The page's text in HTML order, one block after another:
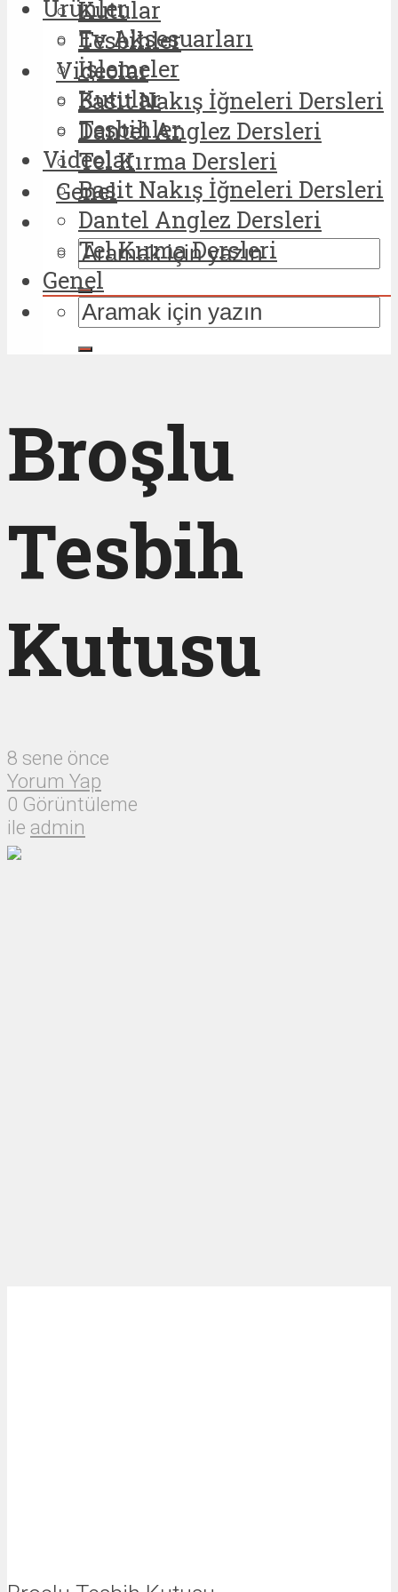
Kutular
Tesbihler
Videolar
Basit Nakış İğneleri Dersleri
Dantel Anglez Dersleri
Tel Kırma Dersleri
Genel
Ürünler
Ev Aksesuarları
İşlemeler
Kutular
Tesbihler
Videolar
Basit Nakış İğneleri Dersleri
Dantel Anglez Dersleri
Tel Kırma Dersleri
Genel
Broşlu
Tesbih
Kutusu
8 sene önce
Yorum Yap
0 Görüntüleme
ile admin